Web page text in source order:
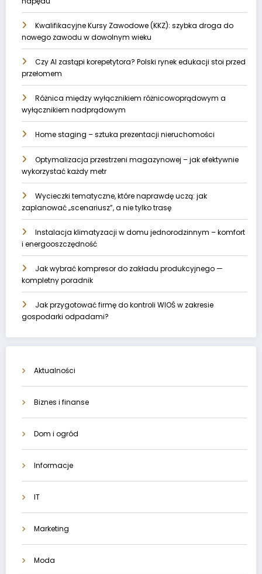
Kwalifikacyjne Kursy Zawodowe (KKZ): szybka droga do
nowego zawodu w dowolnym wieku
Czy AI zastąpi korepetytora? Polski rynek edukacji stoi przed
przełomem
Różnica między wyłącznikiem różnicowoprądowym a
wyłącznikiem nadprądowym
Home staging – sztuka prezentacji nieruchomości
Optymalizacja przestrzeni magazynowej – jak efektywnie
wykorzystać każdy metr
Wycieczki tematyczne, które naprawdę uczą: jak
zaplanować „scenariusz”, a nie tylko trasę
Instalacja klimatyzacji w domu jednorodzinnym – komfort
i energooszczędność
Jak wybrać kompresor do zakładu produkcyjnego —
kompletny poradnik
Jak przygotować firmę do kontroli WIOŚ w zakresie
gospodarki odpadami?
Aktualności
Biznes i finanse
Dom i ogród
Informacje
IT
Marketing
Moda